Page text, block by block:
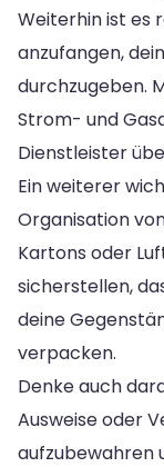
Weiterhin ist es
anzufangen,
durchzugeben.
Strom- und
Dienstleister
Ein weiterer
Organisation
Kartons oder
sicherstellen,
deine
verpacken.
Denke auch
Ausweise oder
aufzubewahren